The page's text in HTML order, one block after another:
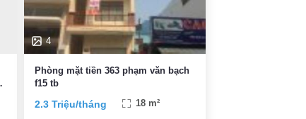
4
Phòng mặt tiền 363 phạm văn bạch
f15 tb
2.3 Triệu/tháng 18 m²